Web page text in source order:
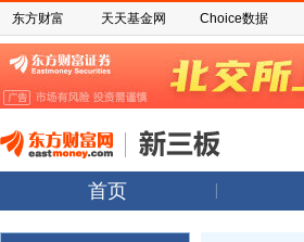
东方财富 天天基金网 Choice数据
首页